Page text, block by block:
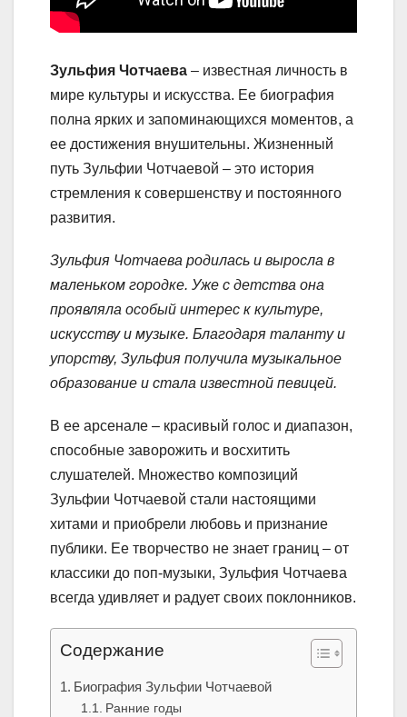
Зульфия Чотчаева – известная личность в
мире культуры и искусства. Ее биография
полна ярких и запоминающихся моментов, а
ее достижения внушительны. Жизненный
путь Зульфии Чотчаевой – это история
стремления к совершенству и постоянного
развития.
Зульфия Чотчаева родилась и выросла в
маленьком городке. Уже с детства она
проявляла особый интерес к культуре,
искусству и музыке. Благодаря таланту и
упорству, Зульфия получила музыкальное
образование и стала известной певицей.
В ее арсенале – красивый голос и диапазон,
способные заворожить и восхитить
слушателей. Множество композиций
Зульфии Чотчаевой стали настоящими
хитами и приобрели любовь и признание
публики. Ее творчество не знает границ – от
классики до поп-музыки, Зульфия Чотчаева
всегда удивляет и радует своих поклонников.
Содержание
Биография Зульфии Чотчаевой
Ранние годы